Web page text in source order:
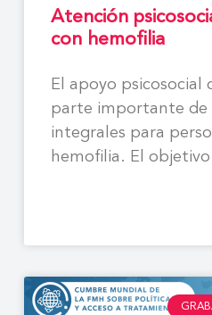
Atención
con hemofilia
El apoyo psicosocial
parte importante de
integrales para
hemofilia. El objetivo